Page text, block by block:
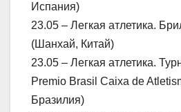
Испания)
23.05 – Легкая атлетика.
(Шанхай, Китай)
23.05 – Легкая атлетика.
Premio Brasil Caixa de
Бразилия)